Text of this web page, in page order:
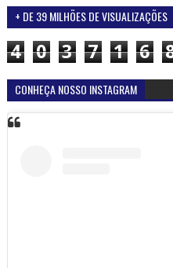
+ DE 39 MILHÕES DE VISUALIZAÇÕES
4 0 3 7 1 6
CONHEÇA NOSSO INSTAGRAM